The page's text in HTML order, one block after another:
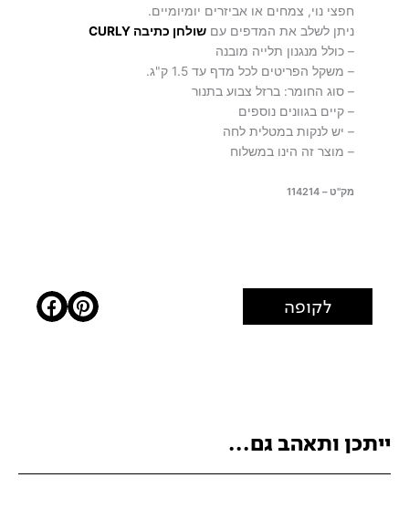
חפצי נוי, צמחים או אביזרים יומיומיים.
ניתן לשלב את המדפים עם שולחן כתיבה CURLY
– כולל מנגנון תלייה מובנה
– משקל הפריטים לכל מדף עד 1.5 ק"ג.
– סוג החומר: ברזל צבוע בתנור
– קיים בגוונים נוספים
– יש לנקות במטלית לחה
– מוצר זה הינו במשלוח
מק"ט – 114214
לקופה
ייתכן ותאהב גם...